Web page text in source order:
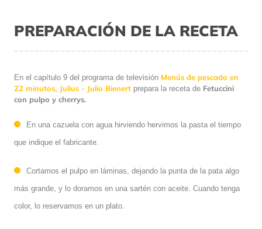
PREPARACIÓN DE LA RECETA
En el capítulo 9 del programa de televisión Menús de pescado en
22 minutos
Julius - Julio Bienert prepara la receta de Fetuccini
con pulpo y cherrys.
En una cazuela con agua hirviendo hervimos la pasta el tiempo
que indique el fabricante.
Cortamos el pulpo en láminas, dejando la punta de la pata algo
más grande, y lo doramos en una sartén con aceite. Cuando tenga
color, lo reservamos en un plato.